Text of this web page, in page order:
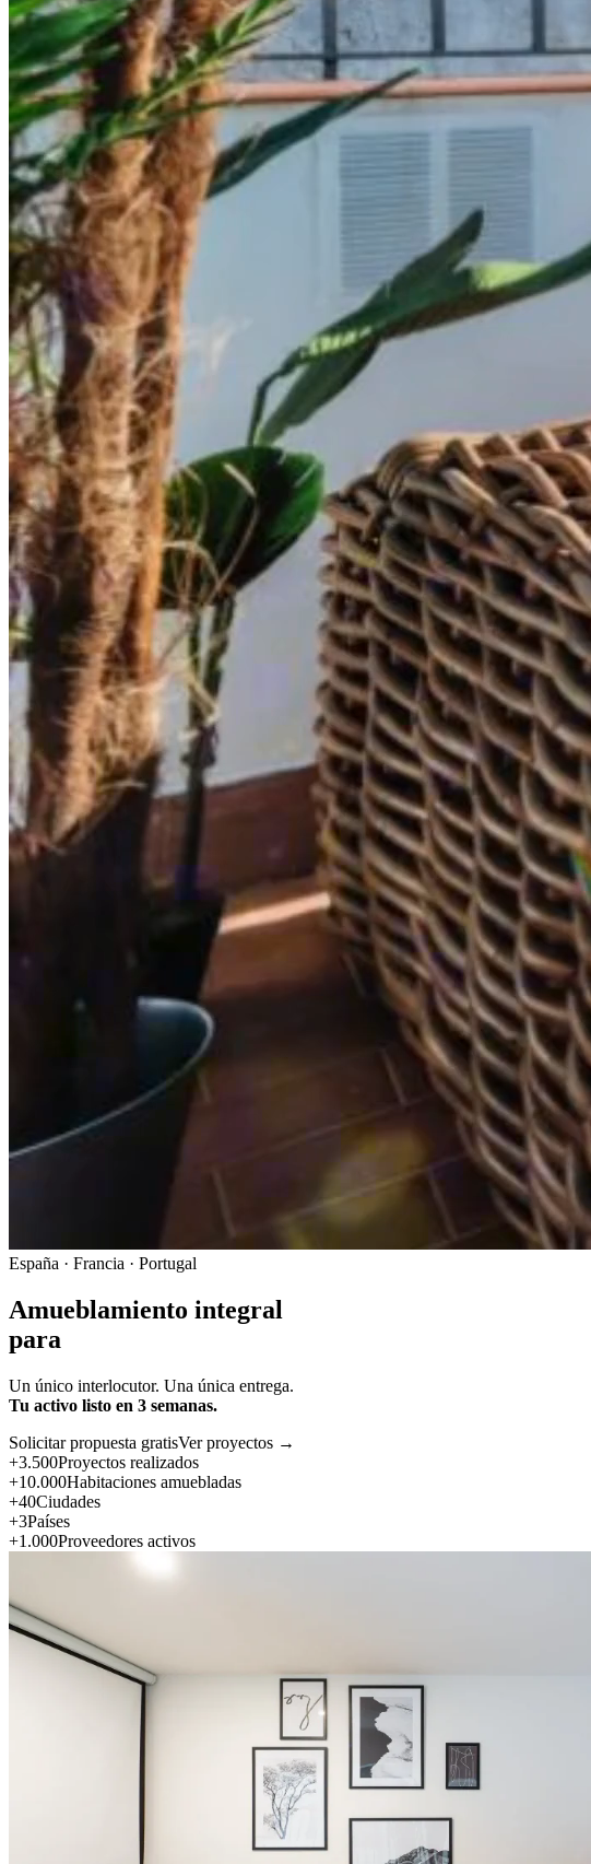
España · Francia · Portugal
Amueblamiento integral
para
Un único interlocutor. Una única entrega.
Tu activo listo en 3 semanas.
Solicitar propuesta gratisVer proyectos →
+3.500Proyectos realizados
+10.000Habitaciones amuebladas
+40Ciudades
+3Países
+1.000Proveedores activos